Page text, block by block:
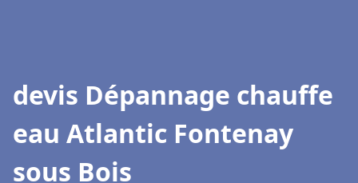
devis Dépannage chauffe
eau Atlantic Fontenay
sous Bois